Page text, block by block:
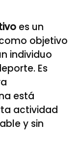
es un
objetivo
individuo
Es
está
actividad
y sin